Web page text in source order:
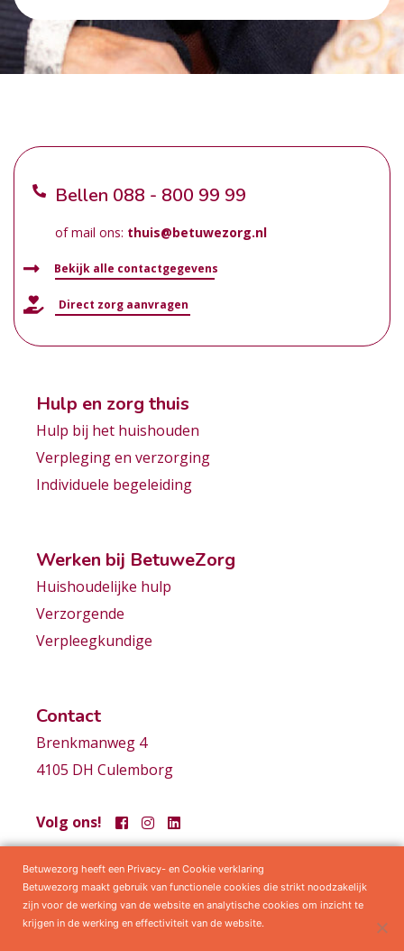
Bellen 088 - 800 99 99
of mail ons: thuis@betuwezorg.nl
Bekijk alle contactgegevens
Direct zorg aanvragen
Hulp en zorg thuis
Hulp bij het huishouden
Verpleging en verzorging
Individuele begeleiding
Werken bij BetuweZorg
Huishoudelijke hulp
Verzorgende
Verpleegkundige
Contact
Brenkmanweg 4
4105 DH Culemborg
Volg ons!
Samenwerkingen Privacy statement Algemene voorwaarden
Betuwezorg heeft een Privacy- en Cookie verklaring
Betuwezorg maakt gebruik van functionele cookies die strikt noodzakelijk
zijn voor de werking van de website en analytische cookies om inzicht te
krijgen in de werking en effectiviteit van de website.